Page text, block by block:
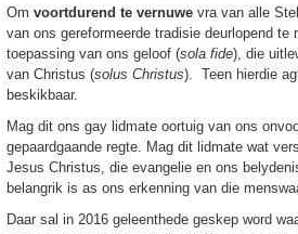
Om voortdurend te vernuwe vra van alle
van ons gereformeerde tradisie deurlopend
toepassing van ons geloof (sola fide), die
van Christus (solus Christus). Teen hierdie
beskikbaar.
Mag dit ons gay lidmate oortuig van ons
gepaardgaande regte. Mag dit lidmate wat
Jesus Christus, die evangelie en ons
belangrik is as ons erkenning van die
Daar sal in 2016 geleenthede geskep word